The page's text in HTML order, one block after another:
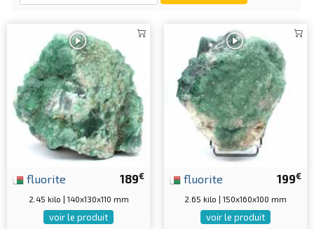
189€
fluorite
2.45 kilo | 140x130x110 mm
voir le produit
199€
fluorite
2.65 kilo | 150x160x100 mm
voir le produit